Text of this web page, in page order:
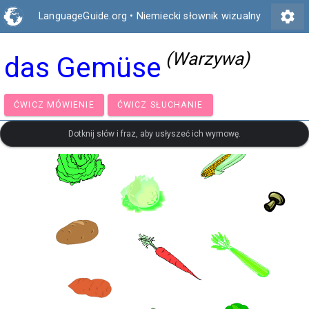
LanguageGuide.org • Niemiecki słownik wizualny settings
das Gemüse (Warzywa)
ĆWICZ MÓWIENIE ĆWICZ SŁUCHANIE
Dotknij słów i fraz, aby usłyszeć ich wymowę.